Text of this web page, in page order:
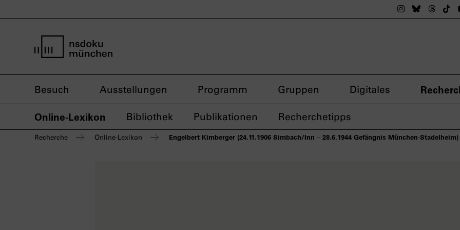
Das nsdoku
DasDas
Besuch Ausstellungen Programm Gruppen Digitales
Online-Lexikon Bibliothek Publikationen Recherchetipps
Recherche Online-Lexikon Engelbert Kimberger (24.11.1906 Simbach/Inn – 28.6.1944 Gefängnis München-Stadelheim)